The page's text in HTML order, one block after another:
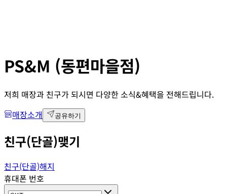
PS&M (동편마을점)
저희 매장과 친구가 되시면 다양한 소식&혜택을 전해드립니다.
매장소개
공유하기
친구(단골)맺기
친구(단골)해지
휴대폰 번호